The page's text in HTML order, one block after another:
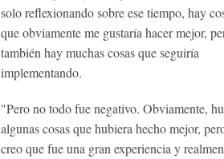
solo reflexionando sobre ese tiempo, hay
que obviamente me gustaría hacer mejor,
también hay muchas cosas que seguiría
implementando.
"Pero no todo fue negativo. Obviamente,
algunas cosas que hubiera hecho mejor,
creo que fue una gran experiencia y